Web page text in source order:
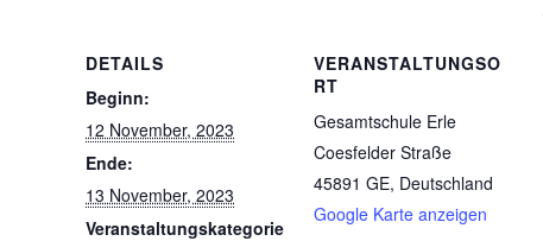
DETAILS
Beginn:
12 November, 2023
Ende:
13 November, 2023
Veranstaltungskategorie
VERANSTALTUNGSO
RT
Gesamtschule Erle
Coesfelder Straße
45891 GE, Deutschland
Google Karte anzeigen